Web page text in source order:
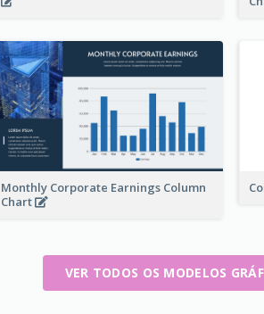
Monthly Corporate Earnings Column
Chart
VER TODOS OS MODELOS